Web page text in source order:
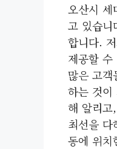
오산시 세
고 있습니
합니다.
제공할
많은 고객
하는 것이
해 알리고
최선을
동에 위치